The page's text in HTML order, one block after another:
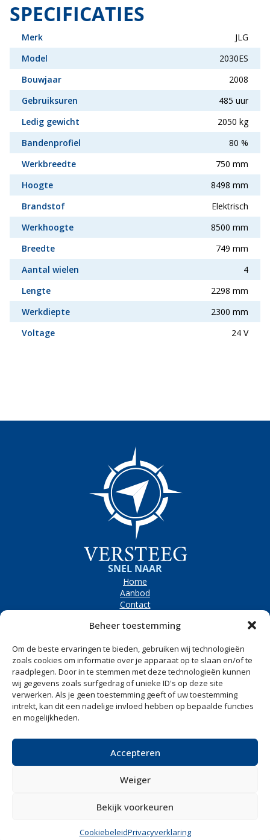
Beheer toestemming
Om de beste ervaringen te bieden, gebruiken wij technologieën
zoals cookies om informatie over je apparaat op te slaan en/of te
raadplegen. Door in te stemmen met deze technologieën kunnen
wij gegevens zoals surfgedrag of unieke ID's op deze site
verwerken. Als je geen toestemming geeft of uw toestemming
intrekt, kan dit een nadelige invloed hebben op bepaalde functies
en mogelijkheden.
Accepteren
Weiger
Bekijk voorkeuren
CookiebeleidPrivacyverklaring
SPECIFICATIES
Merk
JLG
Model
2030ES
Bouwjaar
2008
Gebruiksuren
485 uur
Ledig gewicht
2050 kg
Bandenprofiel
80 %
Werkbreedte
750 mm
Hoogte
8498 mm
Brandstof
Elektrisch
Werkhoogte
8500 mm
Breedte
749 mm
Aantal wielen
4
Lengte
2298 mm
Werkdiepte
2300 mm
Voltage
24 V
SNEL NAAR
Home
Aanbod
Contact
Westerpolder 6e, Dronryp
Maandag t/m vrijdag
8.00 tot 17.00
Zaterdag
Op afspraak
CONTACT
Westerpolder 6e
9035 VS Dronryp
Copyright © 2025 Versteeg•Cookiebeleid